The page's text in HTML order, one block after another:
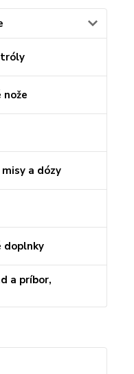
nože
a dózy
doplnky
a príbor,